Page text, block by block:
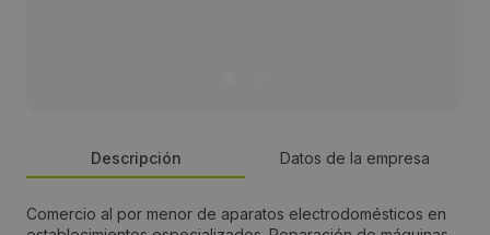
Descripción Datos de la empresa
Comercio al por menor de aparatos electrodomésticos en